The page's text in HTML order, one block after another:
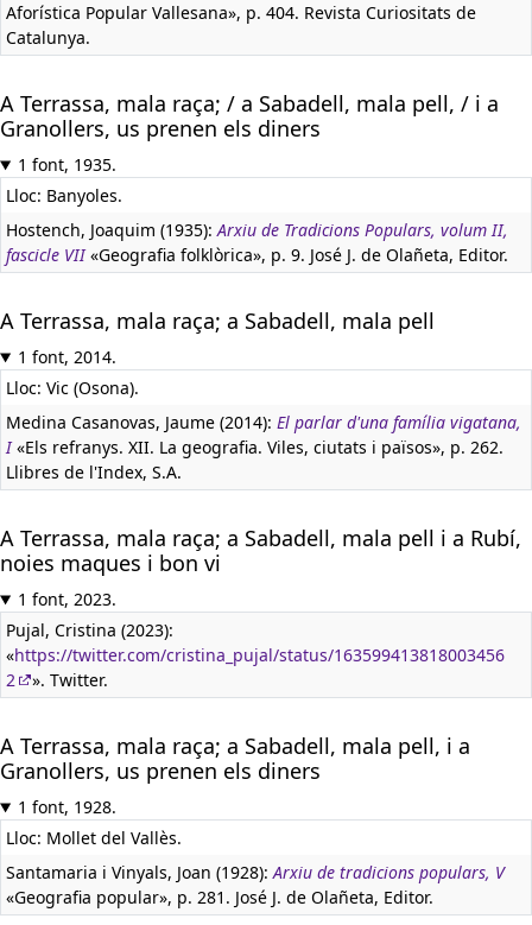
Aforística Popular Vallesana», p. 404. Revista Curiositats de
Catalunya.
A Terrassa, mala raça; / a Sabadell, mala pell, / i a
Granollers, us prenen els diners
1 font, 1935.
Lloc: Banyoles.
Hostench, Joaquim (1935):Arxiu de Tradicions Populars, volum II,
fascicle VII«Geografia folklòrica», p. 9. José J. de Olañeta, Editor.
A Terrassa, mala raça; a Sabadell, mala pell
1 font, 2014.
Lloc: Vic (Osona).
Medina Casanovas, Jaume (2014): El parlar d'una família vigatana,
I«Els refranys. XII. La geografia. Viles, ciutats i països», p. 262.
Llibres de l'Index, S.A.
A Terrassa, mala raça; a Sabadell, mala pell i a Rubí,
noies maques i bon vi
1 font, 2023.
Pujal, Cristina (2023):
«https://twitter.com/cristina_pujal/status/163599413818003456
2
». Twitter.
A Terrassa, mala raça; a Sabadell, mala pell, i a
Granollers, us prenen els diners
1 font, 1928.
Lloc: Mollet del Vallès.
Santamaria i Vinyals, Joan (1928):Arxiu de tradicions populars, V
«Geografia popular», p. 281. José J. de Olañeta, Editor.